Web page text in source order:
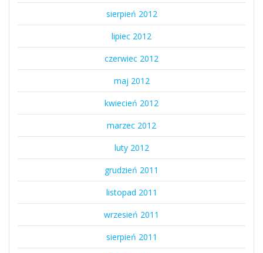
sierpień 2012
lipiec 2012
czerwiec 2012
maj 2012
kwiecień 2012
marzec 2012
luty 2012
grudzień 2011
listopad 2011
wrzesień 2011
sierpień 2011